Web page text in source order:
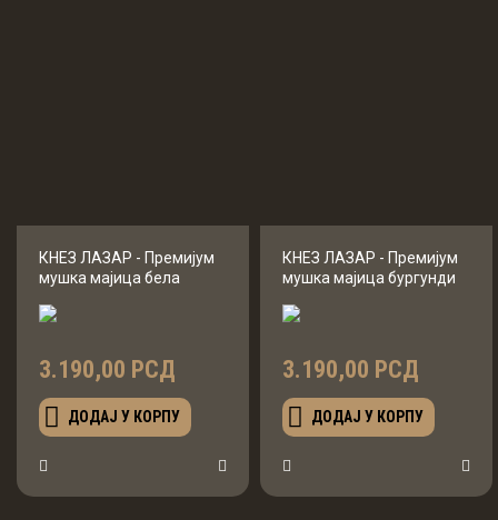
КНЕЗ ЛАЗАР - Премиjум
мушка мајица бела
3.190,00 РСД
ДОДАЈ У КОРПУ
КНЕЗ ЛАЗАР - Премиjум
мушка мајица бургунди
3.190,00 РСД
ДОДАЈ У КОРПУ